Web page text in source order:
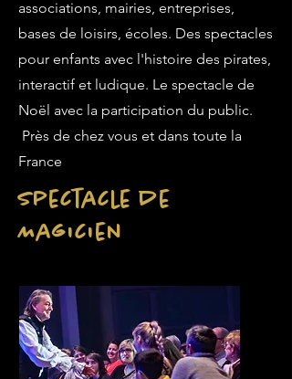
associations, mairies, entreprises,
bases de loisirs, écoles. Des spectacles
pour enfants avec l'histoire des pirates,
interactif et ludique. Le spectacle de
Noël avec la participation du public.
Près de chez vous et dans toute la
France
Spectacle de
Magicien